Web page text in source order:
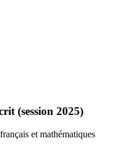
(session 2025)
et mathématiques